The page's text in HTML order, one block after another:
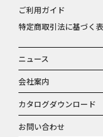
ニュース
会社案内
カタログダウンロード
お問い合わせ
ご利用ガイド
特定商取引法に基づく